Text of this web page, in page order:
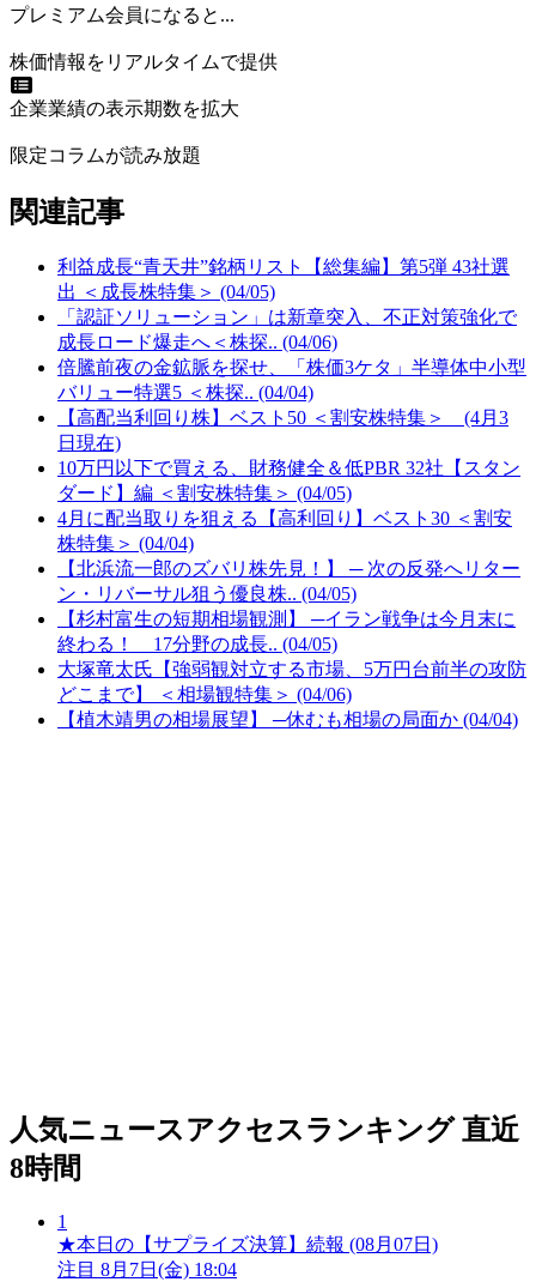
プレミアム会員になると...
株価情報をリアルタイムで提供
企業業績の表示期数を拡大
限定コラムが読み放題
関連記事
利益成長“青天井”銘柄リスト【総集編】第5弾 43社選
出 ＜成長株特集＞ (04/05)
「認証ソリューション」は新章突入、不正対策強化で
成長ロード爆走へ＜株探.. (04/06)
倍騰前夜の金鉱脈を探せ、「株価3ケタ」半導体中小型
バリュー特選5 ＜株探.. (04/04)
【高配当利回り株】ベスト50 ＜割安株特集＞ (4月3
日現在)
10万円以下で買える、財務健全＆低PBR 32社【スタン
ダード】編 ＜割安株特集＞ (04/05)
4月に配当取りを狙える【高利回り】ベスト30 ＜割安
株特集＞ (04/04)
【北浜流一郎のズバリ株先見！】 ─ 次の反発へリター
ン・リバーサル狙う優良株.. (04/05)
【杉村富生の短期相場観測】 ─イラン戦争は今月末に
終わる！ 17分野の成長.. (04/05)
大塚竜太氏【強弱観対立する市場、5万円台前半の攻防
どこまで】 ＜相場観特集＞ (04/06)
【植木靖男の相場展望】 ─休むも相場の局面か (04/04)
人気ニュースアクセスランキング 直近
8時間
1
★本日の【サプライズ決算】続報 (08月07日)
注目 8月7日(金) 18:04